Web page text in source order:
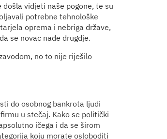
vidjeti naše pogone, te su
potrebne tehnološke
oprema i nebriga države,
se novac nađe drugdje.
no to nije riješilo
do osobnog bankrota ljudi
u stečaj. Kako se politički
ičega i da se širom
koju morate osloboditi